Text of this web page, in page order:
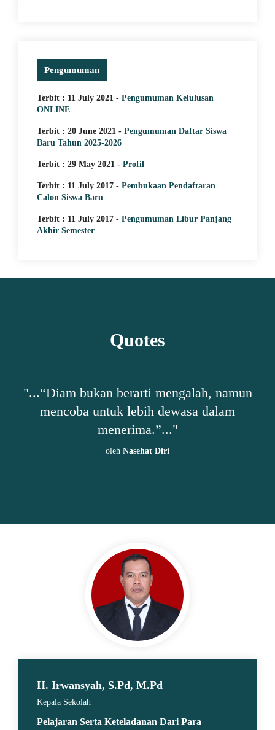
Pengumuman
Terbit : 11 July 2021 - Pengumuman Kelulusan
ONLINE
Terbit : 20 June 2021 - Pengumuman Daftar Siswa
Baru Tahun 2025-2026
Terbit : 29 May 2021 - Profil
Terbit : 11 July 2017 - Pembukaan Pendaftaran
Calon Siswa Baru
Terbit : 11 July 2017 - Pengumuman Libur Panjang
Akhir Semester
Quotes
"...“Diam bukan berarti mengalah, namun
mencoba untuk lebih dewasa dalam
menerima.”..."
oleh Nasehat Diri
H. Irwansyah, S.Pd, M.Pd
Kepala Sekolah
Pelajaran Serta Keteladanan Dari Para